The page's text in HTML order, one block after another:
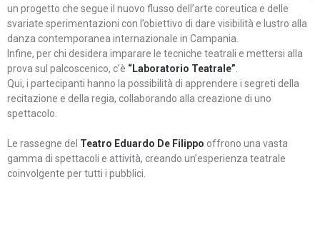
un progetto che segue il nuovo flusso dell’arte coreutica e delle
svariate sperimentazioni con l’obiettivo di dare visibilità e lustro alla
danza contemporanea internazionale in Campania.
Infine, per chi desidera imparare le tecniche teatrali e mettersi alla
prova sul palcoscenico, c’è “Laboratorio Teatrale”
Qui, i partecipanti hanno la possibilità di apprendere i segreti della
recitazione e della regia, collaborando alla creazione di uno
spettacolo.
Le rassegne del Teatro Eduardo De Filippo offrono una vasta
gamma di spettacoli e attività, creando un’esperienza teatrale
coinvolgente per tutti i pubblici.